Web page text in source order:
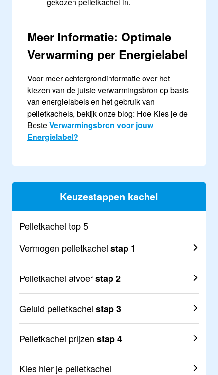
Meer Informatie: Optimale
Verwarming per Energielabel
Voor meer achtergrondinformatie over het
kiezen van de juiste verwarmingsbron op basis
van energielabels en het gebruik van
pelletkachels, bekijk onze blog: Hoe Kies je de
BesteVerwarmingsbron voor jouw
Energielabel?
Keuzestappen kachel
Pelletkachel top 5
Vermogen pelletkachel stap 1
Pelletkachel afvoerstap 2
Geluid pelletkachel stap 3
Pelletkachel prijzen stap 4
Kies hier je pelletkachel